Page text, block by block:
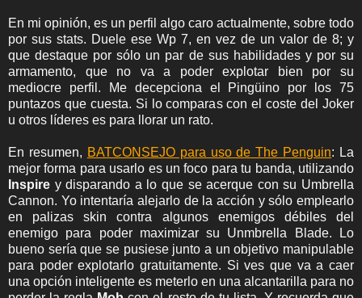
En mi opinión, es un perfil algo caro actualmente, sobre todo
por sus stats. Duele ese Wp 7, en vez de un valor de 8; y
que destaque por sólo un par de sus habilidades y por su
armamento, que no va a poder explotar bien por su
mediocre perfil. Me decepciona el Pingüino por los 75
puntazos que cuesta. Si lo comparas con el coste del Joker
u otros líderes es para llorar un rato.
En resumen, BATCONSEJO para uso de The Penguin: La
mejor forma para usarlo es un foco para tu banda, utilizando
Inspire y disparando a lo que se acerque con su Umbrella
Cannon. Yo intentaría alejarlo de la acción y sólo emplearlo
en palizas skin contra algunos enemigos débiles del
enemigo para poder maximizar su Unmbrella Blade. Lo
bueno sería que se pusiese junto a un objetivo manipulable
para poder explotarlo gratuitamente. Si ves que va a caer
una opción inteligente es meterlo en una alcantarilla para no